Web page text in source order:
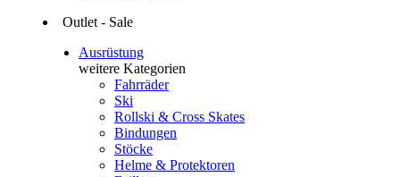
Outlet - Sale
Ausrüstung
weitere Kategorien
Fahrräder
Ski
Rollski & Cross Skates
Bindungen
Stöcke
Helme & Protektoren